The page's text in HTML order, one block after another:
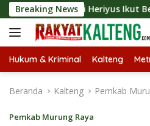
Langsung
ke
konten
Breaking News
Bupati Heriyus Ikut Bermain
Hukum & Kriminal Kalteng
Beranda Kalteng Pemkab
Pemkab Murung Raya